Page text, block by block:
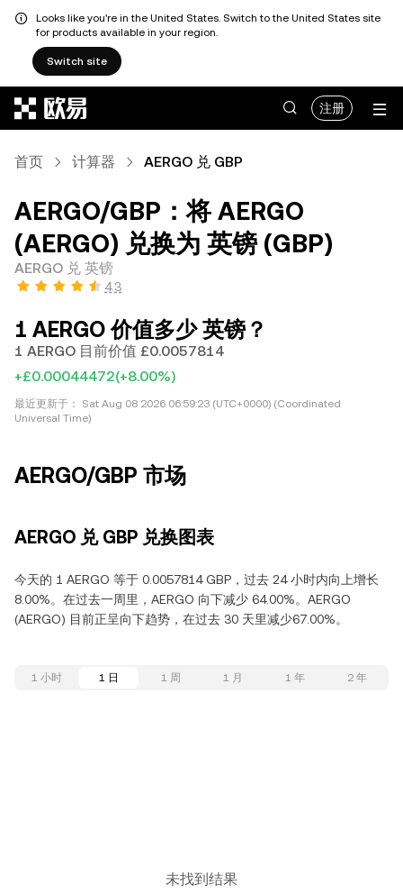
Looks like you're in the United States. Switch to the United States site
for products available in your region.
Switch site
注册
首页 计算器 AERGO 兑 GBP
AERGO/GBP：将 AERGO
(AERGO) 兑换为 英镑 (GBP)
AERGO 兑 英镑
4.3
1 AERGO 价值多少 英镑？
1 AERGO 目前价值 £0.0057814
+£0.00044472(+8.00%)
最近更新于：
Sat Aug 08 2026 06:59:23 (UTC+0000) (Coordinated
Universal Time)
AERGO/GBP 市场
AERGO 兑 GBP 兑换图表
今天的 1 AERGO 等于 0.0057814 GBP，过去 24 小时内向上增长
8.00%。在过去一周里，AERGO 向下减少 64.00%。AERGO
(AERGO) 目前正呈向下趋势，在过去 30 天里减少67.00%。
1 小时 1 日 1 周 1 月 1 年 2 年
未找到结果